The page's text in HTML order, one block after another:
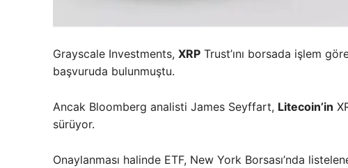
Grayscale Investments, XRP Trust’ını borsada işlem
başvuruda bulunmuştu.
Ancak Bloomberg analisti James Seyffart, Litecoin’in
sürüyor.
Onaylanması halinde ETF, New York Borsası’nda